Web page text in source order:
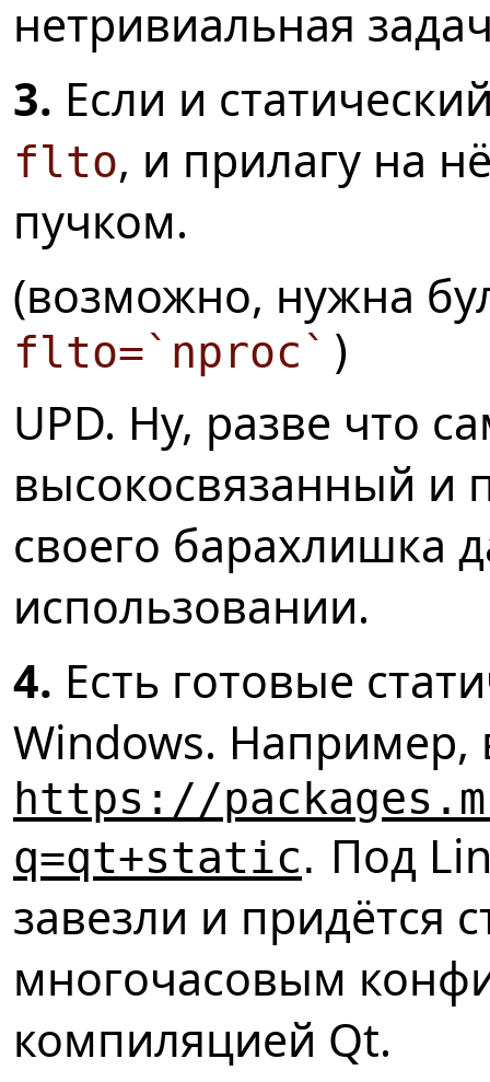
нетривиальная
3. Если и
flto, и прилагу на
пучком.
(возможно, нужна
flto=`nproc` )
UPD. Ну, разве что
высокосвязанный и
своего барахлишка
использовании.
4. Есть готовые
Windows. Например,
https://
q=qt+static. Под
завезли и придётся
многочасовым
компиляцией Qt.